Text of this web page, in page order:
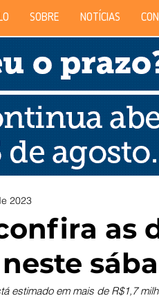
SOBRE NOTÍCIAS
as
2023
estimado em mais de R$1,7